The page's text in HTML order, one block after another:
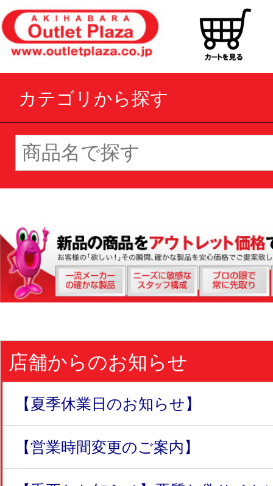
カテゴリから探す
店舗からのお知らせ
【夏季休業日のお知らせ】
【営業時間変更のご案内】